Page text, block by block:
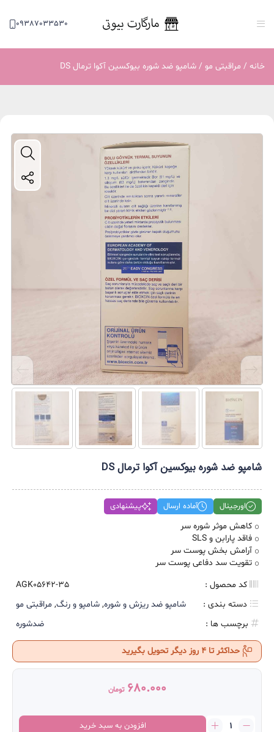
09387033530
خانه / مراقبتی مو / شامپو ضد شوره بیوکسین آکوا ترمال DS
شامپو ضد شوره بیوکسین آکوا ترمال DS
اورجینال آماده ارسال پیشنهادی
کاهش موثر شوره سر
فاقد پارابن و SLS
آرامش بخش پوست سر
تقویت سد دفاعی پوست سر
کد محصول :
AGK05642-35
دسته بندی :
شامپو ضد ریزش و شوره, شامپو و رنگ, مراقبتی مو
برچسب ها :
ضدشوره
حداکثر تا 4 روز دیگر تحویل بگیرید
680.000 تومان
افزودن به سبد خرید